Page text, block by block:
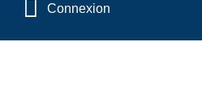
Connexion